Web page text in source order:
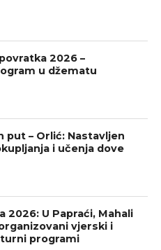
2026 –
u džematu
put – Orlić: Nastavljen
i učenja dove
2026: U Papraći, Mahali
vjerski i
programi